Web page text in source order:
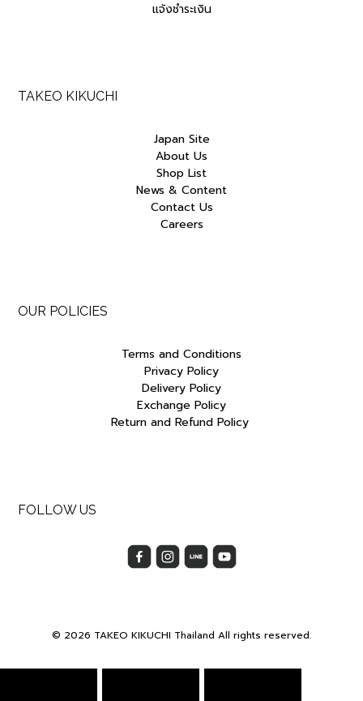
แจ้งชำระเงิน
TAKEO KIKUCHI
Japan Site
About Us
Shop List
News & Content
Contact Us
Careers
OUR POLICIES
Terms and Conditions
Privacy Policy
Delivery Policy
Exchange Policy
Return and Refund Policy
FOLLOW US
© 2026 TAKEO KIKUCHI Thailand All rights reserved.